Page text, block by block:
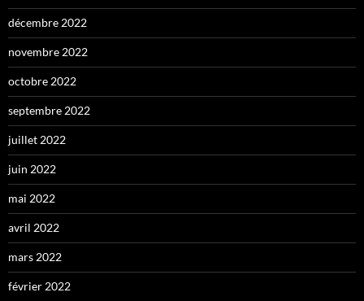
décembre 2022
novembre 2022
octobre 2022
septembre 2022
juillet 2022
juin 2022
mai 2022
avril 2022
mars 2022
février 2022